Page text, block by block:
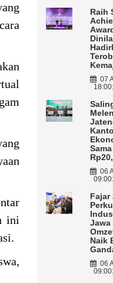
ini
Raih
07
06
Fajar
Jawa
Naik
06